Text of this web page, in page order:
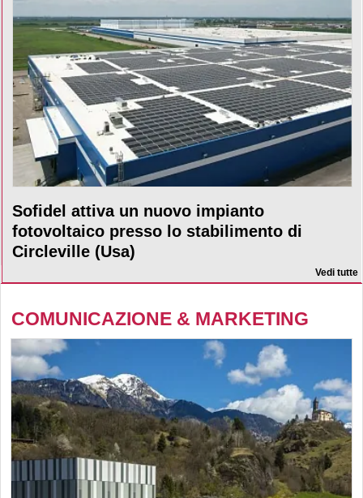
Sofidel attiva un nuovo impianto
fotovoltaico presso lo stabilimento di
Circleville (Usa)
Vedi tutte
COMUNICAZIONE & MARKETING